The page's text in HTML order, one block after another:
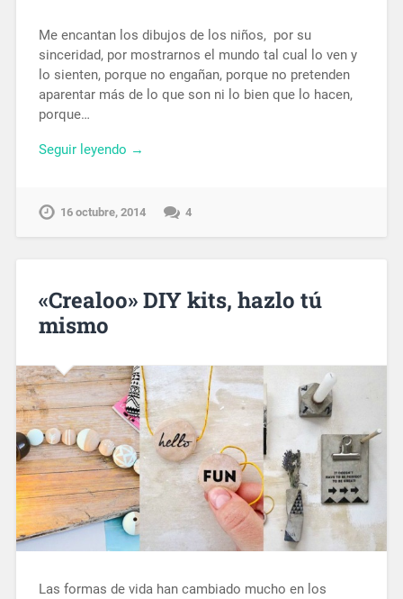
Me encantan los dibujos de los niños, por su
sinceridad, por mostrarnos el mundo tal cual lo ven y
lo sienten, porque no engañan, porque no pretenden
aparentar más de lo que son ni lo bien que lo hacen,
porque…
Seguir leyendo →
16 octubre, 2014 4
«Crealoo» DIY kits, hazlo tú
mismo
Las formas de vida han cambiado mucho en los